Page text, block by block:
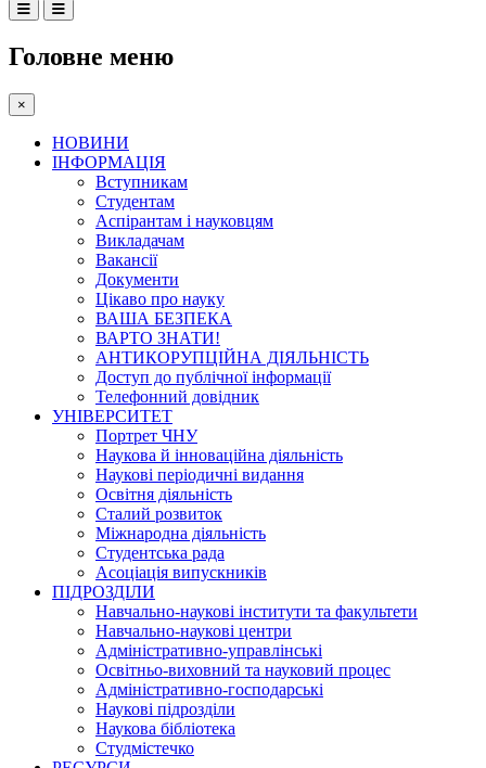
Головне меню
×
НОВИНИ
ІНФОРМАЦІЯ
Вступникам
Студентам
Аспірантам і науковцям
Викладачам
Вакансії
Документи
Цікаво про науку
ВАША БЕЗПЕКА
ВАРТО ЗНАТИ!
АНТИКОРУПЦІЙНА ДІЯЛЬНІСТЬ
Доступ до публічної інформації
Телефонний довідник
УНІВЕРСИТЕТ
Портрет ЧНУ
Наукова й інноваційна діяльність
Наукові періодичні видання
Освітня діяльність
Сталий розвиток
Міжнародна діяльність
Студентська рада
Асоціація випускників
ПІДРОЗДІЛИ
Навчально-наукові інститути та факультети
Навчально-наукові центри
Адміністративно-управлінські
Освітньо-виховний та науковий процес
Адміністративно-господарські
Наукові підрозділи
Наукова бібліотека
Студмістечко